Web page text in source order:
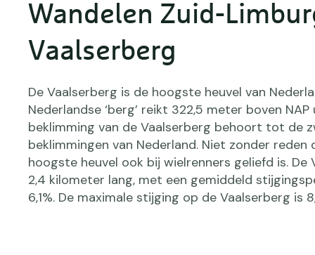
Wandelen Zuid-
Vaalserberg
De Vaalserberg is de hoogste heuvel van
Nederlandse ‘berg’ reikt 322,5 meter boven NAP
beklimming van de Vaalserberg behoort tot de
beklimmingen van Nederland. Niet zonder reden
hoogste heuvel ook bij wielrenners geliefd is. De
2,4 kilometer lang, met een gemiddeld
6,1%. De maximale stijging op de Vaalserberg is